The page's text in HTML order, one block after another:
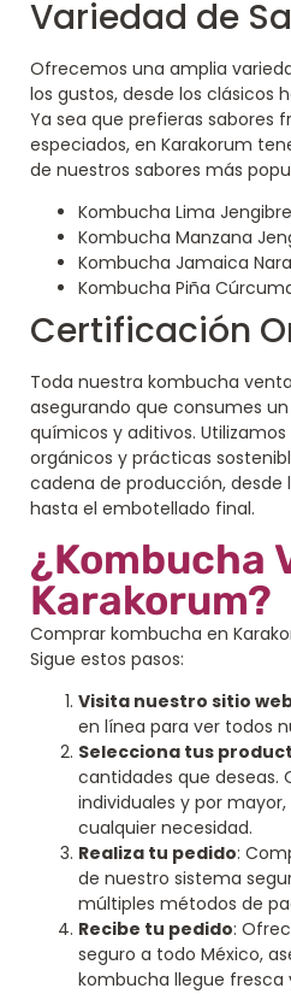
Variedad de
Ofrecemos una amplia
los gustos, desde los clásicos
Ya sea que prefieras sabores
especiados, en Karakorum
de nuestros sabores más
Kombucha Lima Jengibre
Kombucha Manzana
Kombucha Jamaica
Kombucha Piña
Certificación
Toda nuestra kombucha
asegurando que consumes
químicos y aditivos.
orgánicos y prácticas
cadena de producción, desde
hasta el embotellado final.
¿Kombucha
Karakorum?
Comprar kombucha en
Sigue estos pasos:
Visita nuestro sitio
en línea para ver todos
Selecciona tus
cantidades que deseas.
individuales y por
cualquier necesidad.
Realiza tu pedido:
de nuestro sistema
múltiples métodos de
Recibe tu pedido:
seguro a todo México,
kombucha llegue fresca